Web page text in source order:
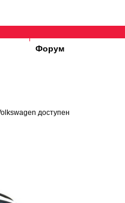
Форум
доступен